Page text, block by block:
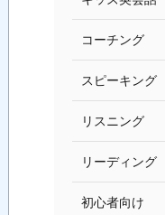
コーチング
スピーキング
リスニング
リーディング
初心者向け